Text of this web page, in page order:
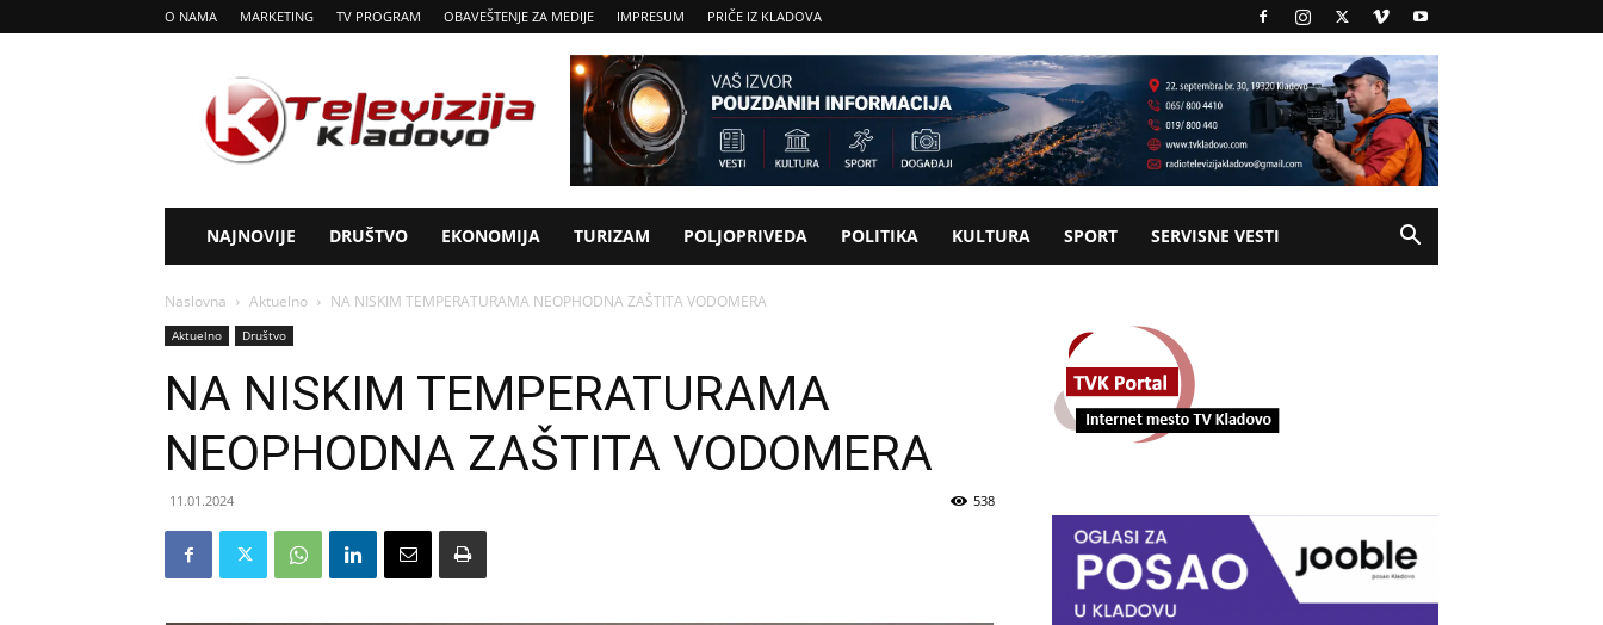
O NAMA MARKETING TV PROGRAM OBAVEŠTENJE ZA MEDIJE IMPRESUM PRIČE IZ KLADOVA
Tv
Kladovo
NAJNOVIJE DRUŠTVO EKONOMIJA TURIZAM POLJOPRIVEDA POLITIKA KULTURA SPORT SERVISNE VESTI
Naslovna Aktuelno NA NISKIM TEMPERATURAMA NEOPHODNA ZAŠTITA VODOMERA
Aktuelno Društvo
NA NISKIM TEMPERATURAMA
NEOPHODNA ZAŠTITA VODOMERA
11.01.2024 538